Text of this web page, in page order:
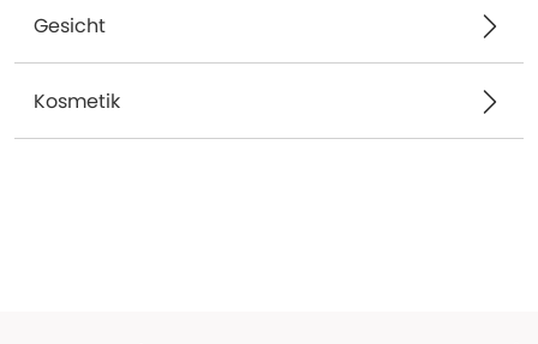
Gesicht
Kosmetik